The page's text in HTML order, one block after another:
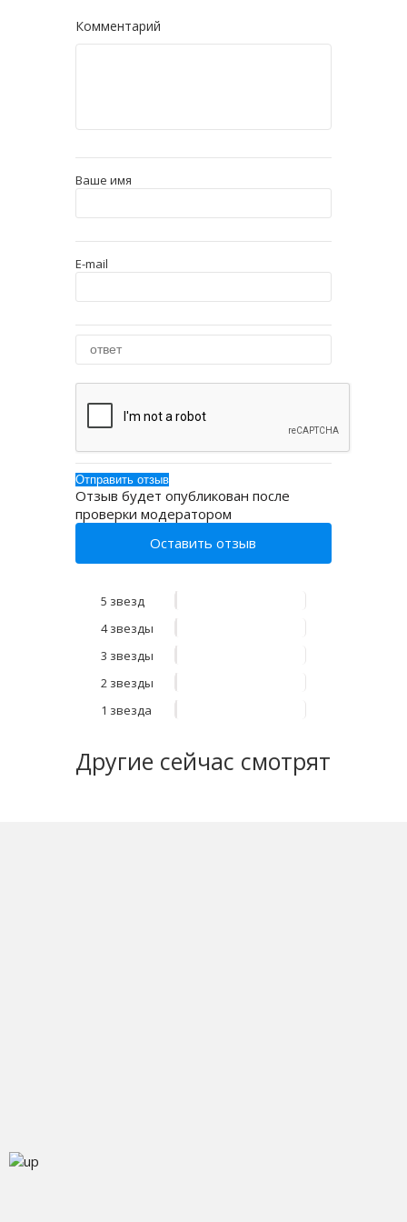
Комментарий
Ваше имя
E-mail
Отзыв будет опубликован после
проверки модератором
Оставить отзыв
5 звезд
4 звезды
3 звезды
2 звезды
1 звезда
Другие сейчас смотрят